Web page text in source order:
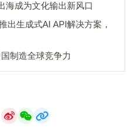
海成为文化输出新风口
出生成式AI API解决方案，
制造全球竞争力